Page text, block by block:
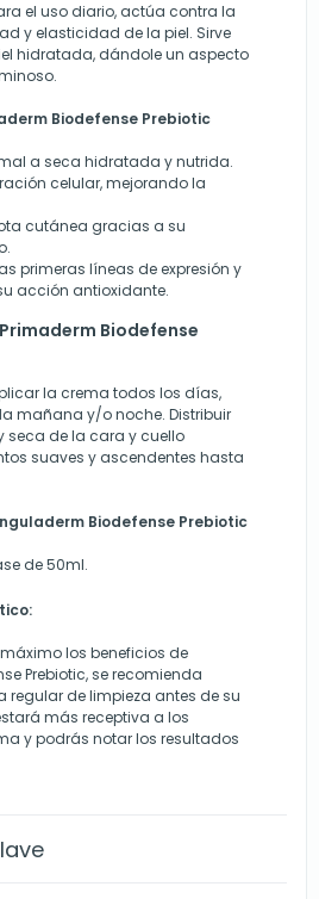
el uso diario, actúa contra la
y elasticidad de la piel. Sirve
hidratada, dándole un aspecto
Biodefense Prebiotic
a seca hidratada y nutrida.
celular, mejorando la
cutánea gracias a su
primeras líneas de expresión y
acción antioxidante.
Biodefense
la crema todos los días,
mañana y/o noche. Distribuir
seca de la cara y cuello
suaves y ascendentes hasta
Biodefense Prebiotic
de 50ml.
los beneficios de
Prebiotic, se recomienda
regular de limpieza antes de su
más receptiva a los
y podrás notar los resultados